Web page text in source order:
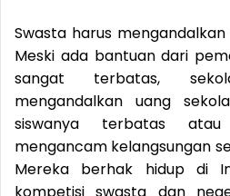
Swasta harus
Meski ada bantuan dari
sangat terbatas,
mengandalkan uang
siswanya terbatas
mengancam kelangsungan
Mereka berhak hidup di